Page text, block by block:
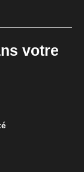
votre